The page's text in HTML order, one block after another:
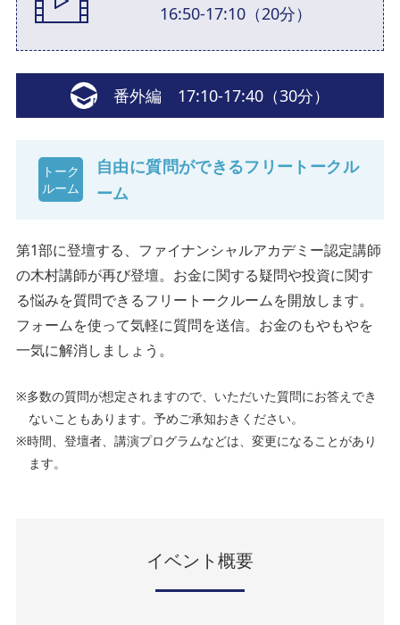
16:50-17:10（20分）
番外編 17:10-17:40（30分）
トーク
ルーム
自由に質問ができるフリートークル
ーム
第1部に登壇する、ファイナンシャルアカデミー認定講師
の木村講師が再び登壇。お金に関する疑問や投資に関す
る悩みを質問できるフリートークルームを開放します。
フォームを使って気軽に質問を送信。お金のもやもやを
一気に解消しましょう。
※多数の質問が想定されますので、いただいた質問にお答えでき
ないこともあります。予めご承知おきください。
※時間、登壇者、講演プログラムなどは、変更になることがあり
ます。
イベント概要